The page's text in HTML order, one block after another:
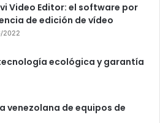
Video Editor: el software por
de edición de vídeo
2022
ecológica y garantía
venezolana de equipos de